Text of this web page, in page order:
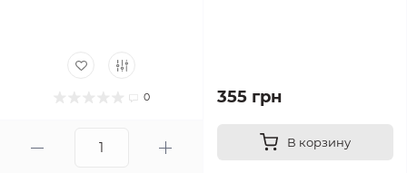
0 355 грн
В корзину